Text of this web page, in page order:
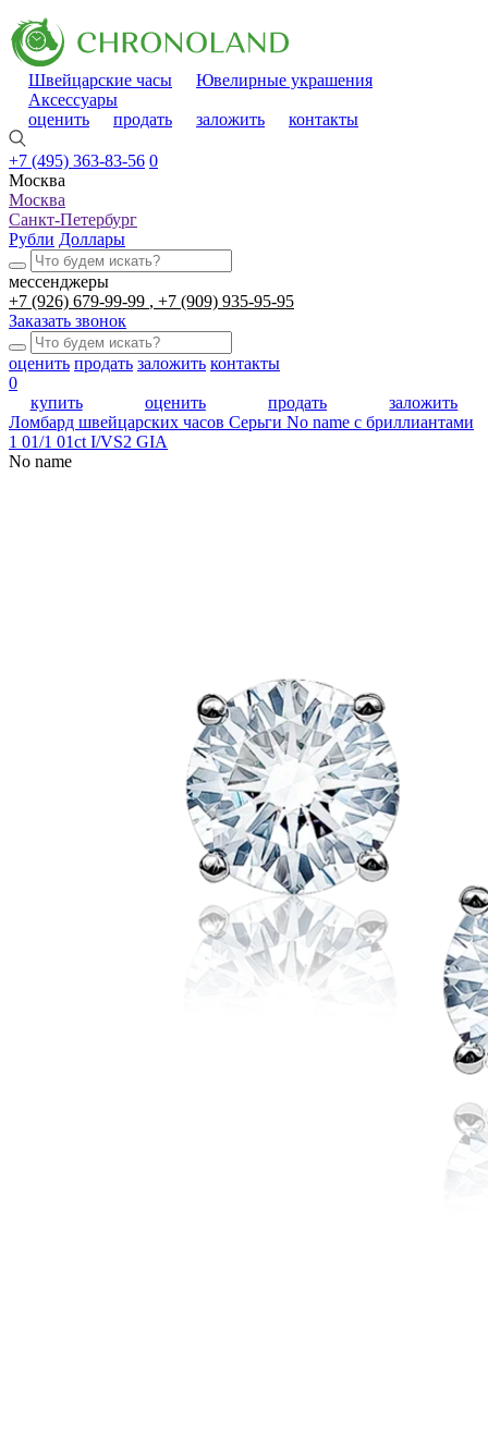
Швейцарские часы
Ювелирные украшения
Аксессуары
оценить
продать заложить контакты
+7 (495) 363-83-56 0
Москва
Москва
Санкт-Петербург
Рубли Доллары
мессенджеры
+7 (926) 679-99-99
+7 (909) 935-95-95
Заказать звонок
оценить продать заложить контакты
0
купить
оценить продать
заложить
Ломбард швейцарских часов Серьги No name с бриллиантами
1 01/1 01ct I/VS2 GIA
No name